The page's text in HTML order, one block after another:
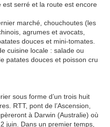
est serré et la route est encore
marché, chouchoutes (les
agrumes et avocats,
douces et mini-tomates.
cuisine locale : salade ou
patates douces et poisson cru
sous forme d’un trois huit
RTT, pont de l’Ascension,
à Darwin (Australie) où
juin. Dans un premier temps,